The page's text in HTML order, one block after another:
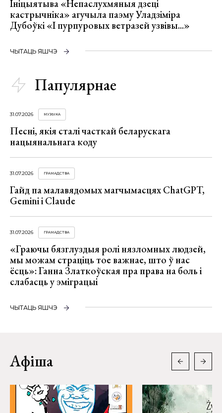
Ініцыятыва «Непаслухмяныя дзеці
кастрычніка» агучыла паэму Уладзіміра
Дубоўкі «І пурпуровых ветразей узвівы...»
ЧЫТАЦЬ ЯШЧЭ
Папулярнае
31.07.2026 МУЗЫКА
Песні, якія сталі часткай беларускага
нацыянальнага коду
31.07.2026 ГРАМАДСТВА
Гайд па малавядомых магчымасцях ChatGPT,
Gemini і Claude
31.07.2026 ГРАМАДСТВА
«Граючы бязглуздыя ролі нязломных людзей,
мы можам страціць тое важнае, што ў нас
ёсць»: Ганна Златкоўская пра права на боль і
слабасць у эміграцыі
ЧЫТАЦЬ ЯШЧЭ
Афіша